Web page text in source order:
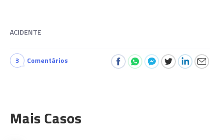
ACIDENTE
3 Comentários
Mais Casos